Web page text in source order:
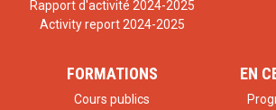
Rapport d'activité 2024-2025
Activity report 2024-2025
FORMATIONS
Cours publics
EN